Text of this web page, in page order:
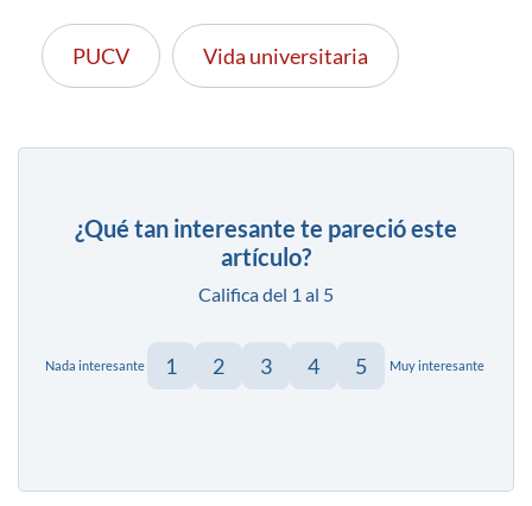
PUCV Vida universitaria
¿Qué tan interesante te pareció este
artículo?
Califica del 1 al 5
Nada interesante 1 2 3 4 5 Muy interesante